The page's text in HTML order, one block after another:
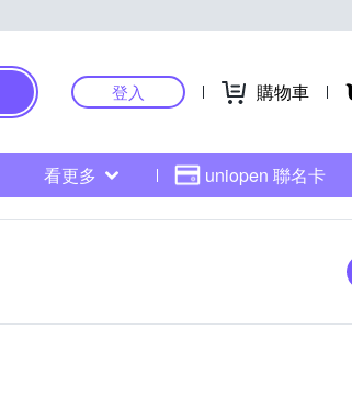
登入 購物車
看更多 uniopen 聯名卡